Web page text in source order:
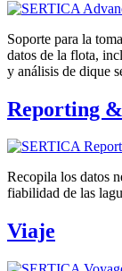
Soporte para la
datos de la flota,
y análisis de dique
Reporting
Recopila los datos
fiabilidad de las
Viaje